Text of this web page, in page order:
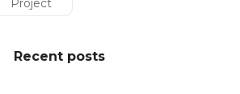
Project
Recent posts